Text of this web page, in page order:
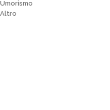
Umorismo
Altro